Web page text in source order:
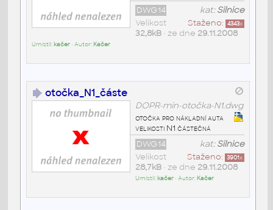
kat:Silnice
DWG14
Staženo: 4343x
Velikost
32,8kB• ze dne 29.11.2008
Umístil: kačer• Autor: Kačer
otočka_N1_částe
DOPR-min-otočka-N1.dwg
otočka pro nákladní auta
velikosti N1 částečná
kat:Silnice
DWG14
Staženo: 3901x
Velikost
28,7kB• ze dne 29.11.2008
Umístil: kačer• Autor: Kačer